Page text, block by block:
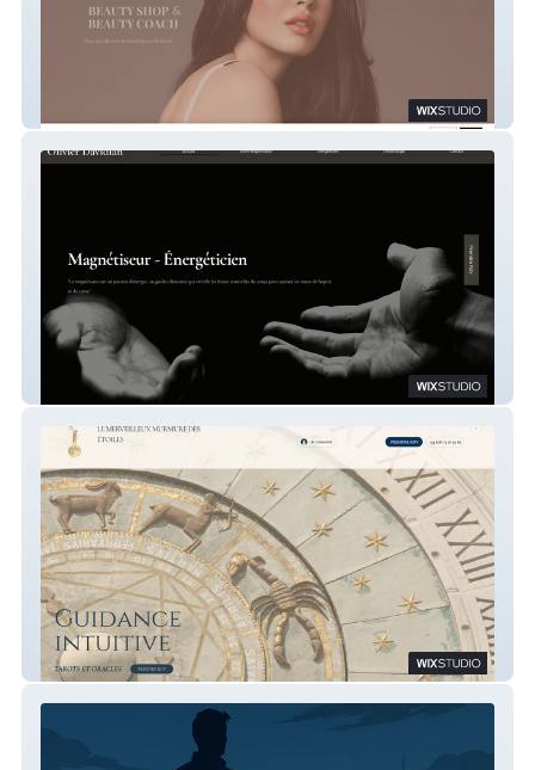
Excellence Beauty Coaching
Davidian Magnétiseur
Guidance Intuitive